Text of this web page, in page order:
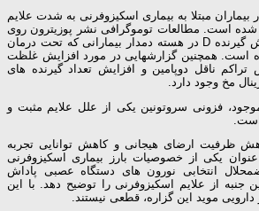
مبتلا به بیماری اسکیزوفرنی به شدت علایم
شده است. مطالعات توموگرافی نشر پوزیترون روی
گیرنده های دوپامین، افزایش گیرنده D در هسته دمدار بیمارانی که تحت درمان
است. همچنین گزارشهایی در مورد افزایش غلظت
تراکم ناقل دوپامین و افزایش تعداد گیرنده های
فزونی سروتونین یکی از علل علایم مثبت و
ظرفیت ارضای هیجانی و کاهش توانایی تجربه
یکی از خصوصیات بارز بیماری اسکیزوفرنی
انتخابی نورون های دستگاه عصبی پاداش
جنبه از علایم اسکیزوفرنی را توضیح دهد. با این
موید این گزاره، قطعی نیستند.